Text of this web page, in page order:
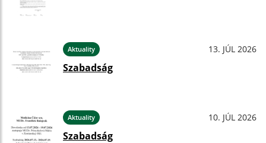
Aktuality 13. JÚL 2026
Szabadság
Aktuality 10. JÚL 2026
Szabadság